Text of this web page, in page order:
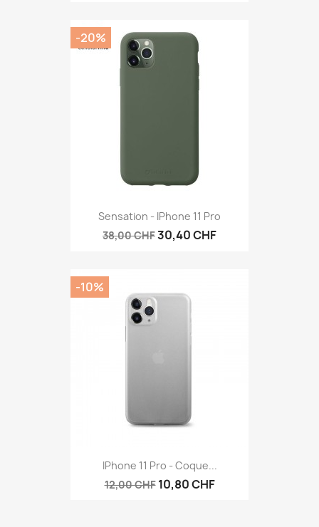
Sensation - IPhone 11 Pro
38,00 CHF30,40 CHF
-20%
IPhone 11 Pro - Coque...
12,00 CHF 10,80 CHF
-10%